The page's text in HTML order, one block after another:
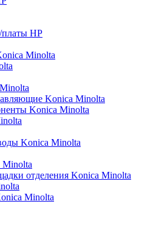
HP
Minolta
Konica Minolta
Konica Minolta
Konica Minolta
Minolta
отделения Konica Minolta
Minolta